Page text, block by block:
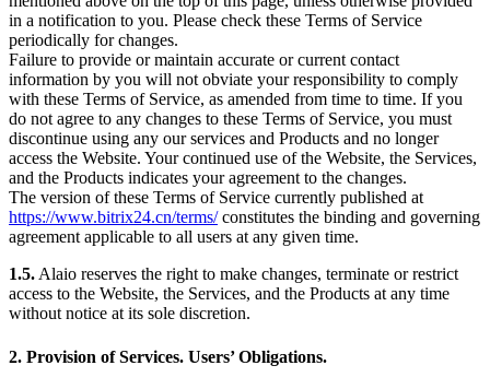
in a notification to you. Please check these Terms of Service
periodically for changes.
Failure to provide or maintain accurate or current contact
information by you will not obviate your responsibility to comply
with these Terms of Service, as amended from time to time. If you
do not agree to any changes to these Terms of Service, you must
discontinue using any our services and Products and no longer
access the Website. Your continued use of the Website, the Services,
and the Products indicates your agreement to the changes.
The version of these Terms of Service currently published at
https://www.bitrix24.cn/terms/constitutes the binding and governing
agreement applicable to all users at any given time.
1.5.Alaio reserves the right to make changes, terminate or restrict
access to the Website, the Services, and the Products at any time
without notice at its sole discretion.
2. Provision of Services. Users’ Obligations.